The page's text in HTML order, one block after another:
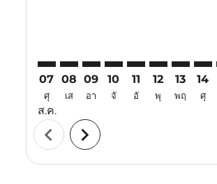
07
ศุ
ส.ค.
08
เส
09
อา
10
จั
11
อั
12
พุ
13
พฤ
14
ศุ
chevron_left chevron_right